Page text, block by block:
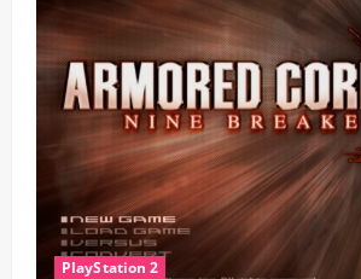
PlayStation 2